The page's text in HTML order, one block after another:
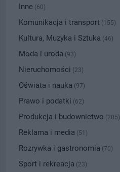
Inne (60)
Komunikacja i transport (155)
Kultura, Muzyka i Sztuka (46)
Moda i uroda (93)
Nieruchomości (23)
Oświata i nauka (97)
Prawo i podatki (62)
Produkcja i budownictwo (205)
Reklama i media (51)
Rozrywka i gastronomia (70)
Sport i rekreacja (23)